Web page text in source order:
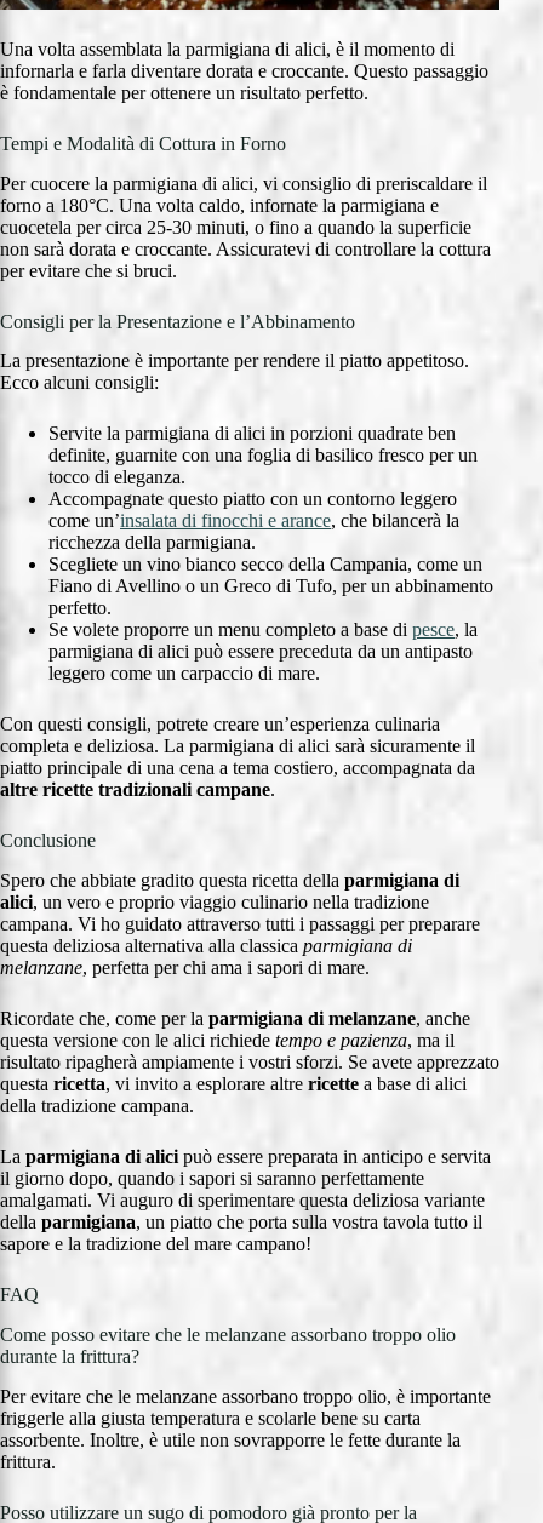
Una volta assemblata la parmigiana di alici, è il momento di
infornarla e farla diventare dorata e croccante. Questo passaggio
è fondamentale per ottenere un risultato perfetto.
Tempi e Modalità di Cottura in Forno
Per cuocere la parmigiana di alici, vi consiglio di preriscaldare il
forno a 180°C. Una volta caldo, infornate la parmigiana e
cuocetela per circa 25-30 minuti, o fino a quando la superficie
non sarà dorata e croccante. Assicuratevi di controllare la cottura
per evitare che si bruci.
Consigli per la Presentazione e l’Abbinamento
La presentazione è importante per rendere il piatto appetitoso.
Ecco alcuni consigli:
Servite la parmigiana di alici in porzioni quadrate ben
definite, guarnite con una foglia di basilico fresco per un
tocco di eleganza.
Accompagnate questo piatto con un contorno leggero
come un’insalata di finocchi e arance, che bilancerà la
ricchezza della parmigiana.
Scegliete un vino bianco secco della Campania, come un
Fiano di Avellino o un Greco di Tufo, per un abbinamento
perfetto.
Se volete proporre un menu completo a base di pesce, la
parmigiana di alici può essere preceduta da un antipasto
leggero come un carpaccio di mare.
Con questi consigli, potrete creare un’esperienza culinaria
completa e deliziosa. La parmigiana di alici sarà sicuramente il
piatto principale di una cena a tema costiero, accompagnata da
altre ricette tradizionali campane.
Conclusione
Spero che abbiate gradito questa ricetta della parmigiana di
alici, un vero e proprio viaggio culinario nella tradizione
campana. Vi ho guidato attraverso tutti i passaggi per preparare
questa deliziosa alternativa alla classica parmigiana di
melanzane, perfetta per chi ama i sapori di mare.
Ricordate che, come per la parmigiana di melanzane, anche
questa versione con le alici richiede tempo e pazienza, ma il
risultato ripagherà ampiamente i vostri sforzi. Se avete apprezzato
questa ricetta, vi invito a esplorare altre ricette a base di alici
della tradizione campana.
La parmigiana di alici può essere preparata in anticipo e servita
il giorno dopo, quando i sapori si saranno perfettamente
amalgamati. Vi auguro di sperimentare questa deliziosa variante
della parmigiana, un piatto che porta sulla vostra tavola tutto il
sapore e la tradizione del mare campano!
FAQ
Come posso evitare che le melanzane assorbano troppo olio
durante la frittura?
Per evitare che le melanzane assorbano troppo olio, è importante
friggerle alla giusta temperatura e scolarle bene su carta
assorbente. Inoltre, è utile non sovrapporre le fette durante la
frittura.
Posso utilizzare un sugo di pomodoro già pronto per la